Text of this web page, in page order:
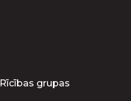
Rīcības grupas